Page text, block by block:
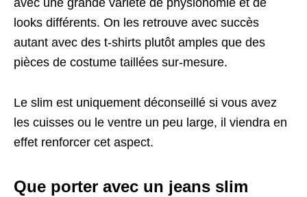
avec une grande variété de physionomie et de
looks différents. On les retrouve avec succès
autant avec des t-shirts plutôt amples que des
pièces de costume taillées sur-mesure.
Le slim est uniquement déconseillé si vous avez
les cuisses ou le ventre un peu large, il viendra en
effet renforcer cet aspect.
Que porter avec un jeans slim